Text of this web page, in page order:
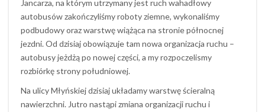
Jancarza, na którym utrzymany jest ruch wahadłowy
autobusów zakończyliśmy roboty ziemne, wykonaliśmy
podbudowy oraz warstwę wiążąca na stronie północnej
jezdni. Od dzisiaj obowiązuje tam nowa organizacja ruchu –
autobusy jeżdżą po nowej części, a my rozpoczelismy
rozbiórkę strony południowej.
Na ulicy Młyńskiej dzisiaj układamy warstwę ścieralną
nawierzchni. Jutro nastąpi zmiana organizacji ruchu i